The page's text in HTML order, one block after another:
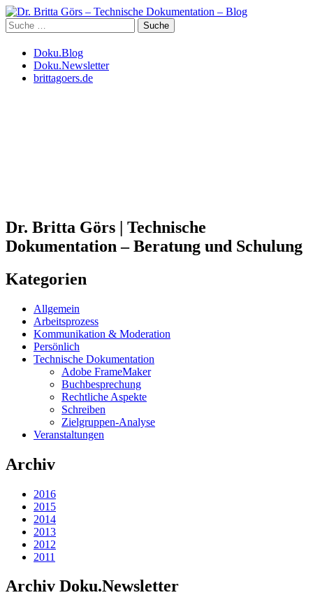
Suche
nach:
Weiter
zum
Inhalt
Doku.Blog
Doku.Newsletter
brittagoers.de
Dr. Britta Görs | Technische
Dokumentation – Beratung und Schulung
Kategorien
Allgemein
Arbeitsprozess
Kommunikation & Moderation
Persönlich
Technische Dokumentation
Adobe FrameMaker
Buchbesprechung
Rechtliche Aspekte
Schreiben
Zielgruppen-Analyse
Veranstaltungen
Archiv
2016
2015
2014
2013
2012
2011
Archiv Doku.Newsletter